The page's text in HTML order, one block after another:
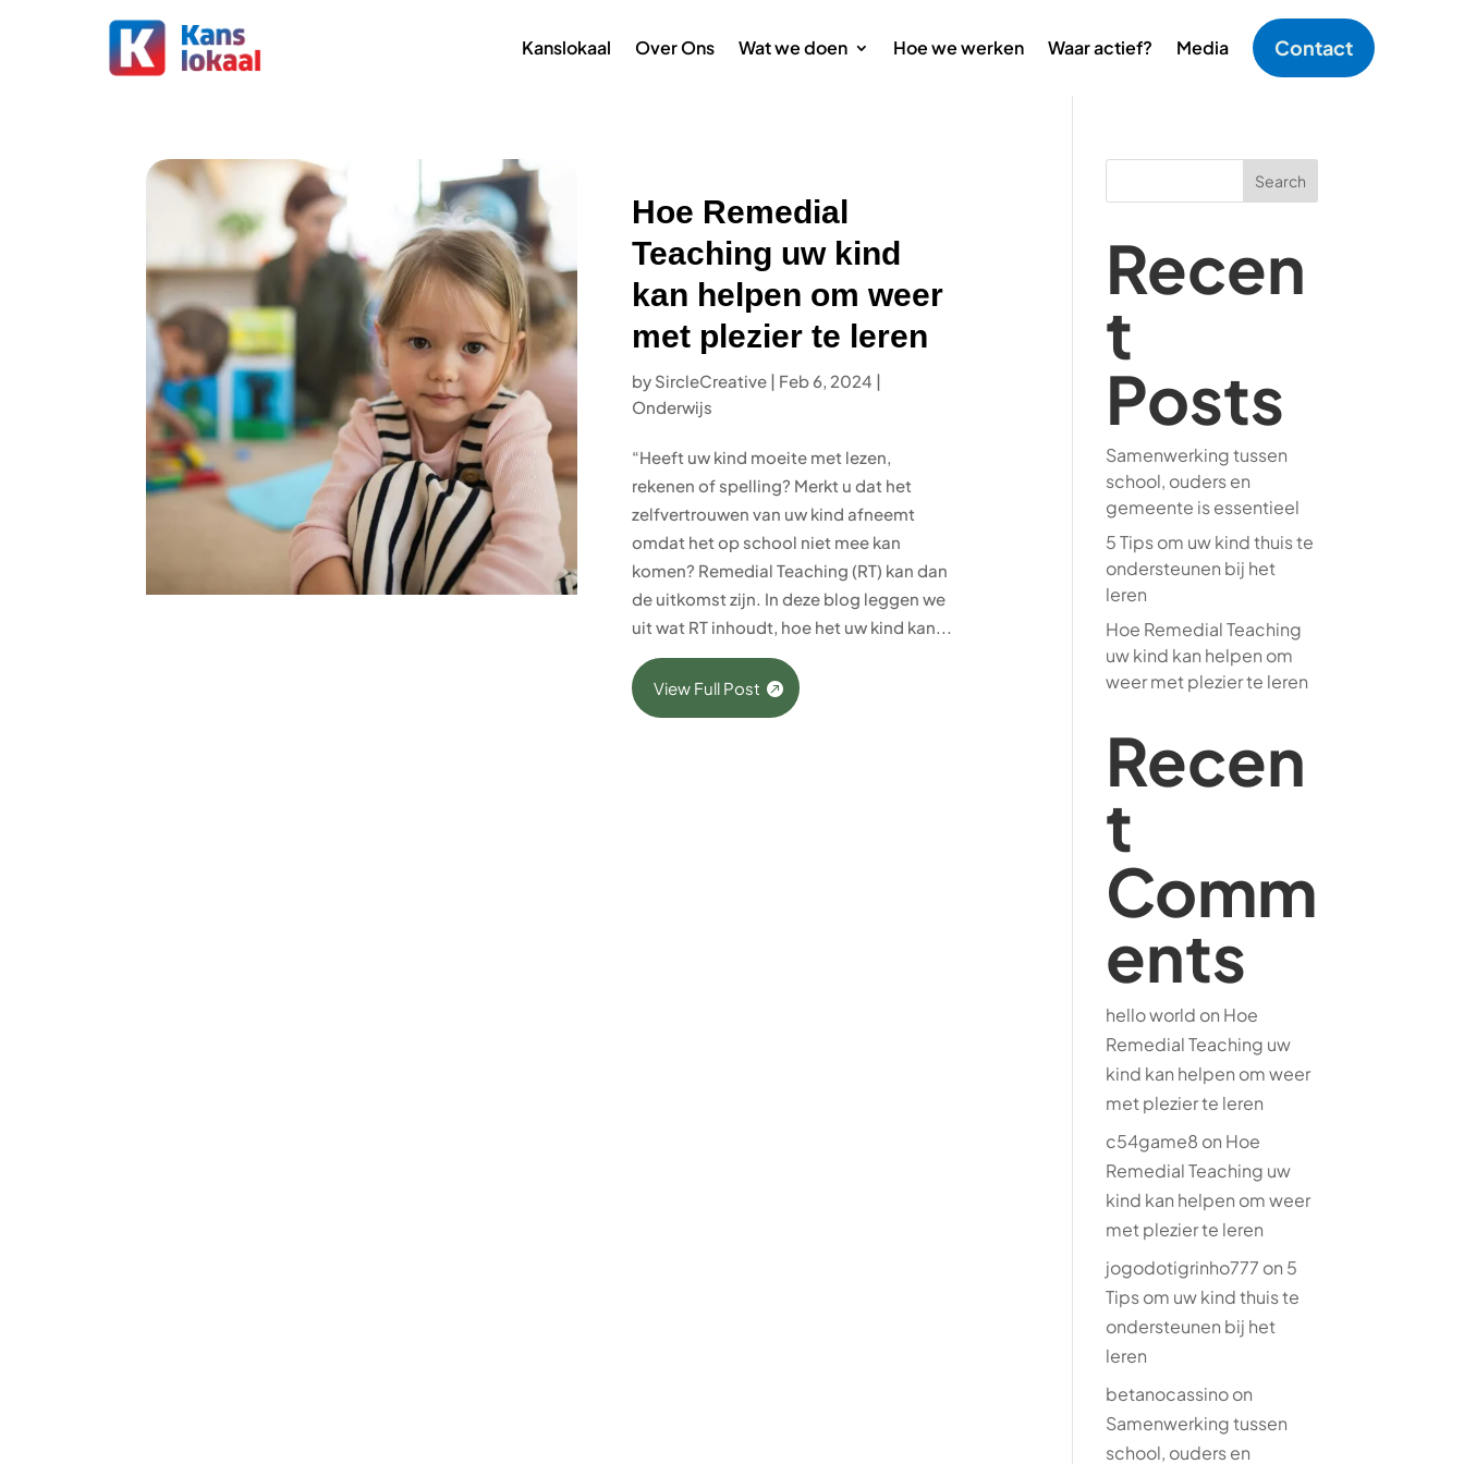
Kanslokaal Over Ons Wat we doen Hoe we werken Waar actief? Media Contact
Hoe Remedial
Teaching uw kind
kan helpen om weer
met plezier te leren
by SircleCreative | Feb 6, 2024 |
Onderwijs
“Heeft uw kind moeite met lezen,
rekenen of spelling? Merkt u dat het
zelfvertrouwen van uw kind afneemt
omdat het op school niet mee kan
komen? Remedial Teaching (RT) kan dan
de uitkomst zijn. In deze blog leggen we
uit wat RT inhoudt, hoe het uw kind kan...
View Full Post
Search
Recen
t
Posts
Samenwerking tussen
school, ouders en
gemeente is essentieel
5 Tips om uw kind thuis te
ondersteunen bij het
leren
Hoe Remedial Teaching
uw kind kan helpen om
weer met plezier te leren
Recen
t
Comm
ents
hello world on Hoe
Remedial Teaching uw
kind kan helpen om weer
met plezier te leren
c54game8 on Hoe
Remedial Teaching uw
kind kan helpen om weer
met plezier te leren
jogodotigrinho777 on 5
Tips om uw kind thuis te
ondersteunen bij het
leren
betanocassinoon
Samenwerking tussen
school, ouders en